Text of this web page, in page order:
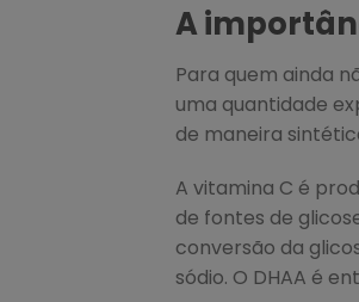
A
Para quem ainda
uma quantidade
de maneira
A vitamina C é
de fontes de
conversão da
sódio. O DHAA é